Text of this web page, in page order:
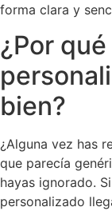
forma clara y
¿Por
bien?
¿Alguna vez has
que parecía
hayas ignorado.
personalizado